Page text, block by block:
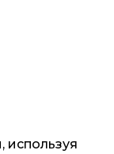
используя